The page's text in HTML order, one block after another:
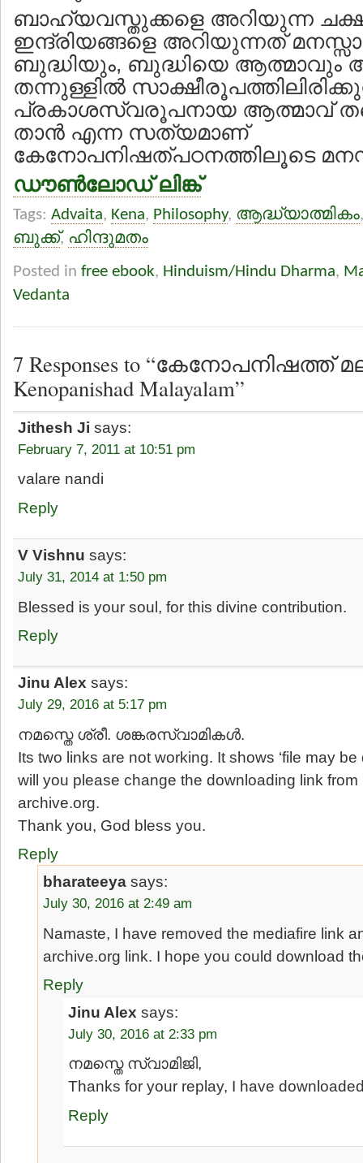
ബാഹ്യവസ്തുക്കളെ അറിയുന്ന
ഇന്ദ്രിയങ്ങളെ അറിയുന്നത്
ബുദ്ധിയും, ബുദ്ധിയെ ആത്മാവും
തന്നുള്ളില്‍
പ്രകാശസ്വരൂപനായ ആത്മാവ്
താന്‍ എന്ന സത്യമാണ്
കേനോപനിഷത്പഠനത്തിലൂടെ
ഡൗണ്‍ലോഡ് ലിങ്ക്
Tags: Advaita, Kena, Philosophy, ആദ്ധ്യാത്മികം
ബുക്ക്, ഹിന്ദുമതം
Posted in free ebook, Hinduism/Hindu Dharma,
Vedanta
7 Responses to “കേനോപനിഷത്ത്
Kenopanishad Malayalam”
Jithesh Ji says:
February 7, 2011 at 10:51 pm
valare nandi
Reply
V Vishnu says:
July 31, 2014 at 1:50 pm
Blessed is your soul, for this divine contribution.
Reply
Jinu Alex says:
July 29, 2016 at 5:17 pm
നമസ്തെ ശ്രീ. ശങ്കരസ്വാമികൾ.
Its two links are not working. It shows ‘file may
will you please change the downloading link from
archive.org.
Thank you, God bless you.
Reply
bharateeya says:
July 30, 2016 at 2:49 am
Namaste, I have removed the mediafire link
archive.org link. I hope you could download
Reply
Jinu Alex says:
July 30, 2016 at 2:33 pm
നമസ്തെ സ്വാമിജി,
Thanks for your replay, I have
Reply